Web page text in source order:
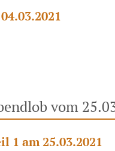
vom
1 am 25.03.2021